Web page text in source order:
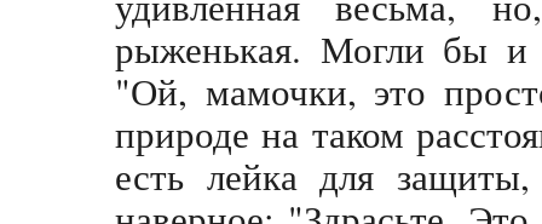
рыженькая. Могли бы и
"Ой, мамочки, это
природе на таком
есть лейка для